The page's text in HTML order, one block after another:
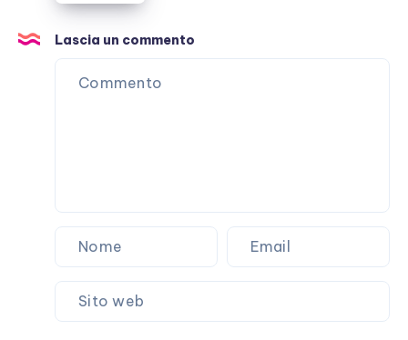
Andrea
Damante,
la
storia
Lascia un commento